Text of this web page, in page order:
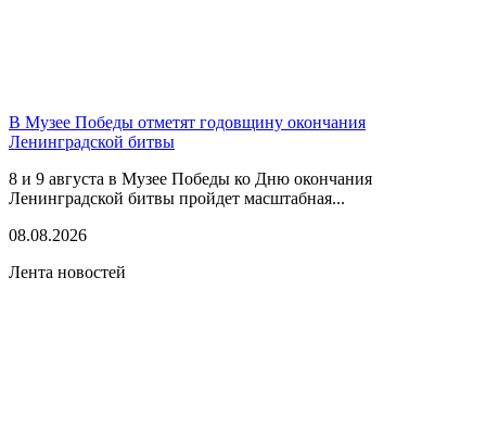
В Музее Победы отметят годовщину окончания
Ленинградской битвы
8 и 9 августа в Музее Победы ко Дню окончания
Ленинградской битвы пройдет масштабная...
08.08.2026
Лента новостей